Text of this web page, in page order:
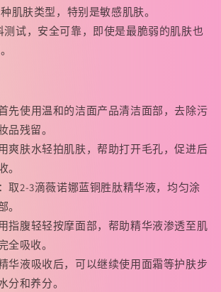
肌肤类型，特别是敏感肌肤。
测试，安全可靠，即使是最脆弱的肌肤也
先使用温和的洁面产品清洁面部，去除污
品残留。
爽肤水轻拍肌肤，帮助打开毛孔，促进后
。
：取2-3滴薇诺娜蓝铜胜肽精华液，均匀涂
。
指腹轻轻按摩面部，帮助精华液渗透至肌
全吸收。
华液吸收后，可以继续使用面霜等护肤步
分和养分。